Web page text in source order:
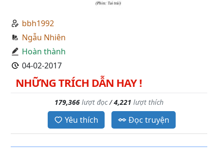
bbh1992
Ngẫu Nhiên
Hoàn thành
04-02-2017
NHỮNG TRÍCH DẪN HAY !
179,366 lượt đọc/4,221 lượt thích
Yêu thích Đọc truyện